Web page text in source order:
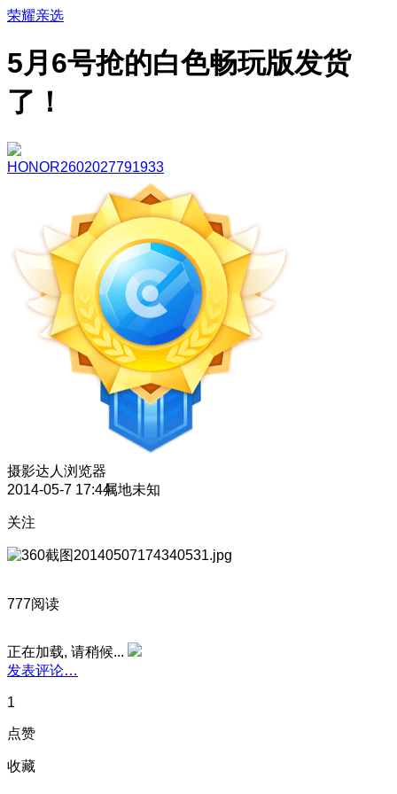
荣耀亲选
5月6号抢的白色畅玩版发货
了！
HONOR2602027791933
摄影达人 浏览器
2014-05-7 17:44属地未知
关注
777阅读
正在加载, 请稍候...
发表评论…
1
点赞
收藏